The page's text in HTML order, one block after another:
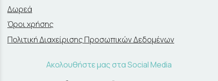
Δωρεά
Όροι χρήσης
Πολιτική Διαχείρισης Προσωπικών Δεδομένων
Ακολουθήστε μας στα Social Media